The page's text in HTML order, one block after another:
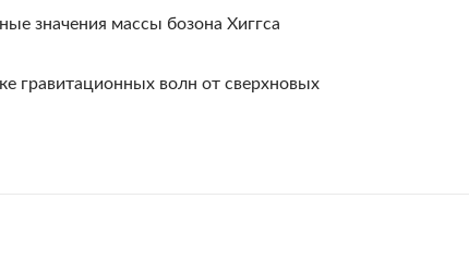
значения массы бозона Хиггса
гравитационных волн от сверхновых